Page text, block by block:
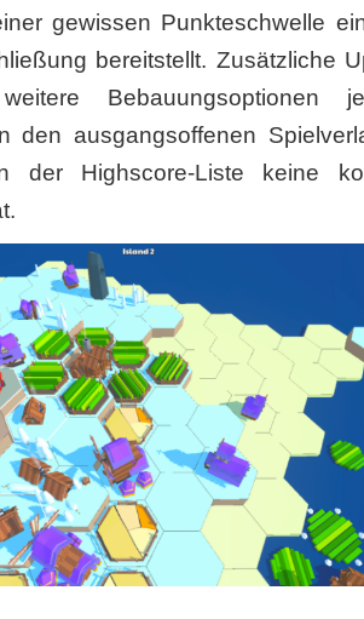
gewissen Punkteschwelle
bereitstellt. Zusätzliche
Bebauungsoptionen
den ausgangsoffenen
der Highscore-Liste keine